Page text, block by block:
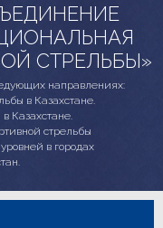
СТРЕЛЬБЫ»
направлениях:
в Казахстане.
Казахстане.
стрельбы
в городах